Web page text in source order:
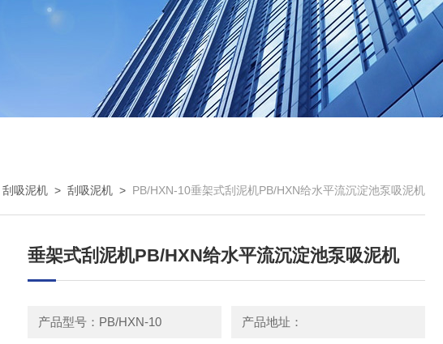
刮吸泥机 > 刮吸泥机 > PB/HXN-10垂架式刮泥机PB/HXN给水平流沉淀池泵吸泥机
垂架式刮泥机PB/HXN给水平流沉淀池泵吸泥机
产品型号：PB/HXN-10 产品地址：